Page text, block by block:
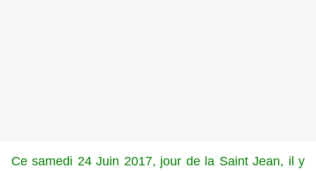
Ce samedi 24 Juin 2017, jour de la Saint Jean, il y